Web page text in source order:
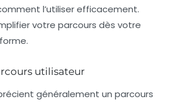
l’utiliser efficacement.
votre parcours dès votre
utilisateur
généralement un parcours